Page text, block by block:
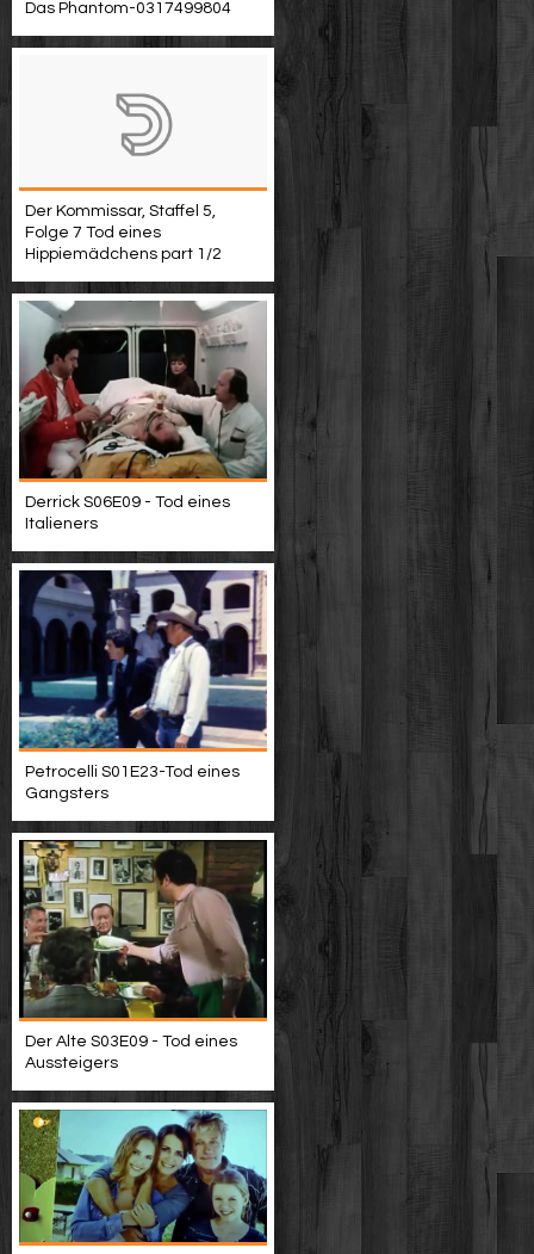
Das Phantom-0317499804
Der Kommissar, Staffel 5,
Folge 7 Tod eines
Hippiemädchens part 1/2
Derrick S06E09 - Tod eines
Italieners
Petrocelli S01E23-Tod eines
Gangsters
Der Alte S03E09 - Tod eines
Aussteigers